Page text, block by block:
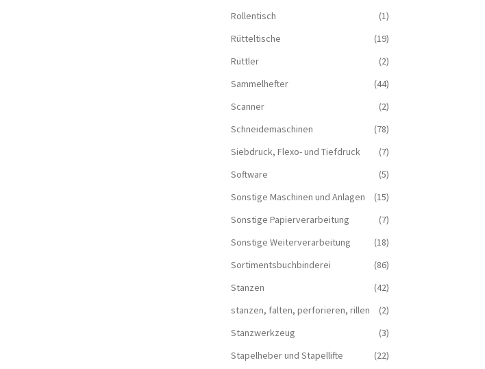
Rollentisch
(1)
Rütteltische
(19)
Rüttler
(2)
Sammelhefter
(44)
Scanner
(2)
Schneidemaschinen
(78)
Siebdruck, Flexo- und Tiefdruck
(7)
Software
(5)
Sonstige Maschinen und Anlagen
(15)
Sonstige Papierverarbeitung
(7)
Sonstige Weiterverarbeitung
(18)
Sortimentsbuchbinderei
(86)
Stanzen
(42)
stanzen, falten, perforieren, rillen
(2)
Stanzwerkzeug
(3)
Stapelheber und Stapellifte
(22)